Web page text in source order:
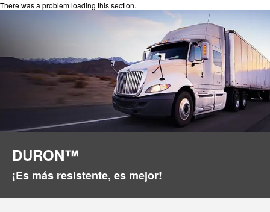
There was a problem loading this section.
DURON™
¡Es más resistente, es mejor!